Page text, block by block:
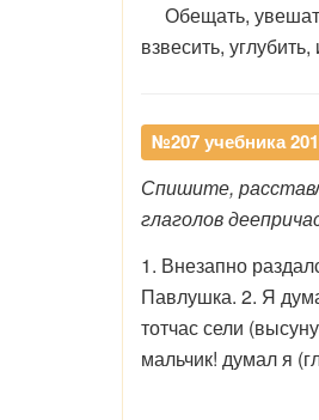
Обещать,
взвесить,
№207 учебника
Спишите,
глаголов
1. Внезапно
Павлушка. 2. Я
тотчас сели
мальчик! думал я